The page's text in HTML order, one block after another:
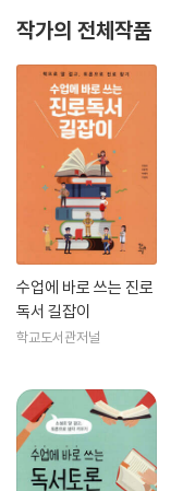
작가의 전체작품
수업에 바로 쓰는 진로
독서 길잡이
학교도서관저널